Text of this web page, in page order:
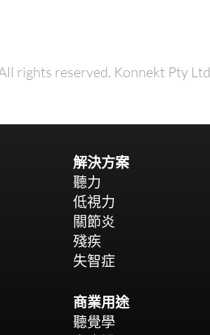
rights reserved. Konnekt Pty Ltd
解決方案
聽力
低視力
關節炎
殘疾
失智症
商業用途
聽覺學